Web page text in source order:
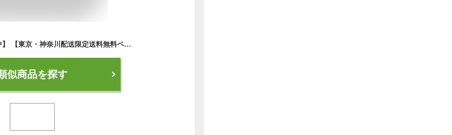
【指定商品大幅値下中】 【東京・神奈川配送限定送料無料ページ】自転車 27インチ LEDオートライト 完成品 シティサイクル ママチャリ おしゃれ シマノ製6段変速 低床フレーム voldy.collection VO-CTV276HD-B
似商品を探す